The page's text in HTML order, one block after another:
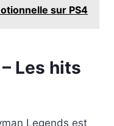
sur PS4
Les hits
Legends est